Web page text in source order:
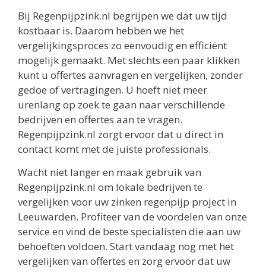
Bij Regenpijpzink.nl begrijpen we dat uw tijd
kostbaar is. Daarom hebben we het
vergelijkingsproces zo eenvoudig en efficiënt
mogelijk gemaakt. Met slechts een paar klikken
kunt u offertes aanvragen en vergelijken, zonder
gedoe of vertragingen. U hoeft niet meer
urenlang op zoek te gaan naar verschillende
bedrijven en offertes aan te vragen.
Regenpijpzink.nl zorgt ervoor dat u direct in
contact komt met de juiste professionals.
Wacht niet langer en maak gebruik van
Regenpijpzink.nl om lokale bedrijven te
vergelijken voor uw zinken regenpijp project in
Leeuwarden. Profiteer van de voordelen van onze
service en vind de beste specialisten die aan uw
behoeften voldoen. Start vandaag nog met het
vergelijken van offertes en zorg ervoor dat uw